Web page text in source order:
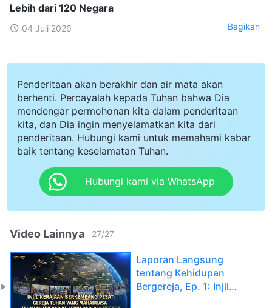
Lebih dari 120 Negara
04 Juli 2026 Bagikan
Penderitaan akan berakhir dan air mata akan
berhenti. Percayalah kepada Tuhan bahwa Dia
mendengar permohonan kita dalam penderitaan
kita, dan Dia ingin menyelamatkan kita dari
penderitaan. Hubungi kami untuk memahami kabar
baik tentang keselamatan Tuhan.
Hubungi kami via WhatsApp
Video Lainnya 27/27
Laporan Langsung
tentang Kehidupan
Bergereja, Ep. 1: Injil